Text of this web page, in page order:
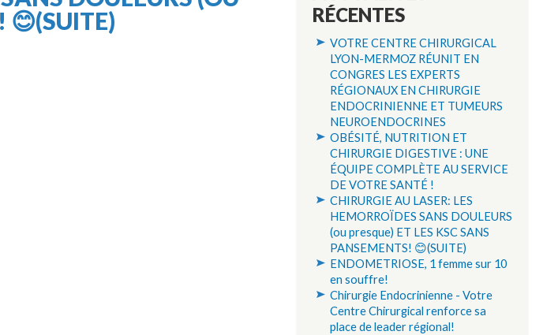
😊(SUITE)
RÉCENTES
VOTRE CENTRE CHIRURGICAL
LYON-MERMOZ RÉUNIT EN
CONGRES LES EXPERTS
RÉGIONAUX EN CHIRURGIE
ENDOCRINIENNE ET TUMEURS
NEUROENDOCRINES
OBÉSITÉ, NUTRITION ET
CHIRURGIE DIGESTIVE : UNE
ÉQUIPE COMPLÈTE AU SERVICE
DE VOTRE SANTÉ !
CHIRURGIE AU LASER: LES
HEMORROÏDES SANS DOULEURS
(ou presque) ET LES KSC SANS
PANSEMENTS! 😊(SUITE)
ENDOMETRIOSE, 1 femme sur 10
en souffre!
Chirurgie Endocrinienne - Votre
Centre Chirurgical renforce sa
place de leader régional!